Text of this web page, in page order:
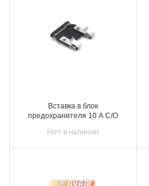
Вставка в блок
предохранителя 10 А С/О
Нет в наличии